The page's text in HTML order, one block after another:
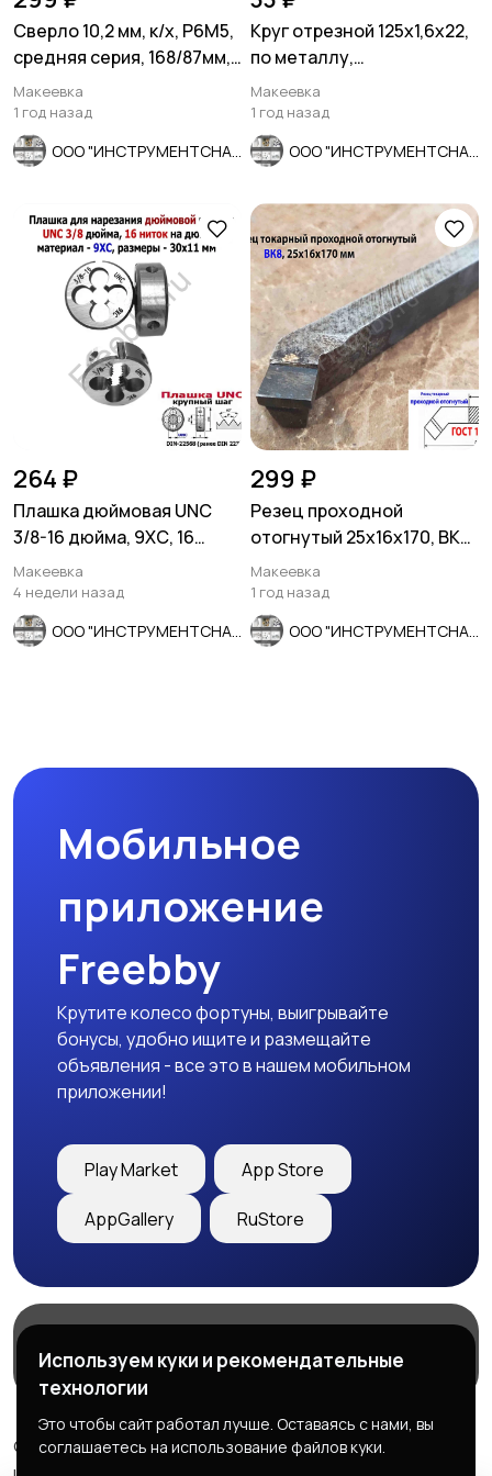
Сверло 10,2 мм, к/х, Р6М5,
средняя серия, 168/87мм,
КМ1, В1, СССР.
Макеевка
1 год назад
Круг отрезной 125х1,6х22,
по металлу,
армированный, Луга.
Макеевка
1 год назад
264 ₽
Плашка дюймовая UNC
3/8-16 дюйма, 9ХС, 16
ниток на дюйм, 30/11 мм.
Макеевка
4 недели назад
299 ₽
Резец проходной
отогнутый 25х16х170, ВК8,
усилен пласт, ГОСТ
18877-73
Макеевка
1 год назад
Мобильное
приложение
Freebby
Крутите колесо фортуны, выигрывайте
бонусы, удобно ищите и размещайте
объявления - все это в нашем мобильном
приложении!
Play Market App Store
AppGallery RuStore
Служба поддержки
© 2026 Freebby - Сервис бесплатных объявлений ДНР
Используем куки и рекомендательные
технологии
Это чтобы сайт работал лучше. Оставаясь с нами, вы
соглашаетесь на использование файлов куки.